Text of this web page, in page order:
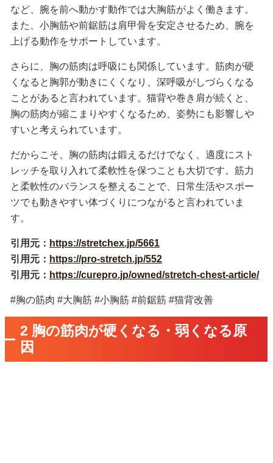
など、腕を前へ動かす動作では大胸筋がよく働きます。
また、小胸筋や前鋸筋は肩甲骨を安定させるため、腕を
上げる動作をサポートしています。
さらに、胸の筋肉は呼吸にも関係しています。筋肉が硬
くなると胸郭が動きにくくなり、深呼吸がしづらくなる
ことがあると言われています。猫背や巻き肩が続くと、
胸の筋肉が縮こまりやすくなるため、姿勢にも影響しや
すいと考えられています。
だからこそ、胸の筋肉は鍛えるだけでなく、適度にスト
レッチを取り入れて柔軟性を保つことも大切です。筋力
と柔軟性のバランスを整えることで、日常生活やスポー
ツでも動きやすい体づくりにつながると言われていま
す。
引用元： https://stretchex.jp/5661
引用元： https://pro-stretch.jp/552
引用元： https://curepro.jp/owned/stretch-chest-article/
#胸の筋肉 #大胸筋 #小胸筋 #前鋸筋 #猫背改善
2 胸の筋肉が硬くなる・弱くなる原
因